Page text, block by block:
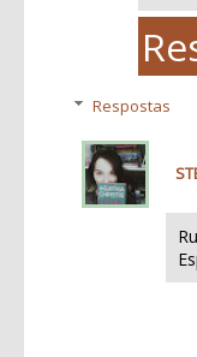
Respostas